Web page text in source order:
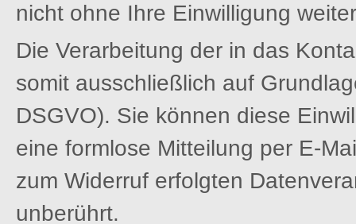
nicht ohne Ihre Einwilligung
Die Verarbeitung der in das
somit ausschließlich auf
DSGVO). Sie können diese
eine formlose Mitteilung per E-
zum Widerruf erfolgten
unberührt.